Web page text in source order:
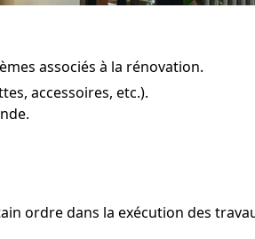
associés à la rénovation.
accessoires, etc.).
ordre dans la exécution des